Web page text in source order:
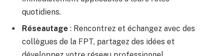
quotidiens.
Réseautage : Rencontrez et échangez avec des
collègues de la FPT, partagez des idées et